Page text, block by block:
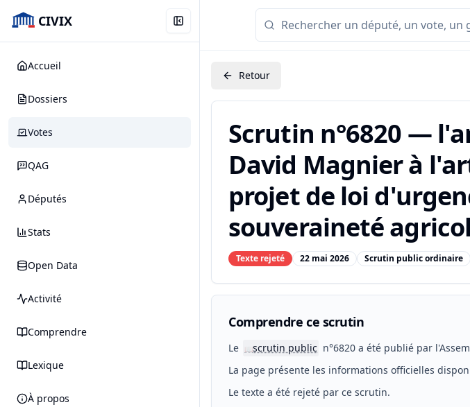
CIVIX
Accueil
Dossiers
Votes
QAG
Députés
Stats
Open Data
Activité
Comprendre
Lexique
À propos
Retour
Scrutin n°6820 —
David Magnier à
projet de loi
souveraineté
Texte rejeté 22 mai 2026 Scrutin public ordinaire
Comprendre ce scrutin
Le 📖scrutin public n°6820 a été publié par
La page présente les informations officielles
Le texte a été rejeté par ce scrutin.